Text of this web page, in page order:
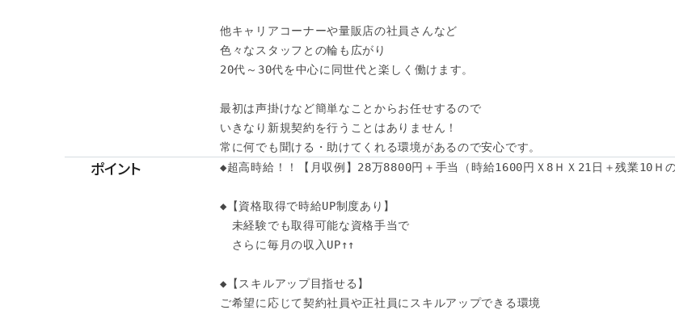
他キャリアコーナーや量販店の社員さんなど
色々なスタッフとの輪も広がり
20代～30代を中心に同世代と楽しく働けます。
最初は声掛けなど簡単なことからお任せするので
いきなり新規契約を行うことはありません！
常に何でも聞ける・助けてくれる環境があるので安心です。
ポイント ◆超高時給！！【月収例】28万8800円＋手当（時給1600円Ｘ8ＨＸ21日＋残業10Ｈの
◆【資格取得で時給UP制度あり】
未経験でも取得可能な資格手当で
さらに毎月の収入UP↑↑
◆【スキルアップ目指せる】
ご希望に応じて契約社員や正社員にスキルアップできる環境